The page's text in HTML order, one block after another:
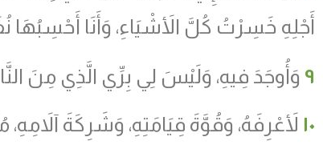
أَجْلِهِ خَسِرْتُ كُلَّ الأَشْيَاءِ، وَأَنَا أَحْسِبُهَا
٩ وَأُوجَدَ فِيهِ، وَلَيْسَ لِي بِرِّي الَّذِي مِنَ
١٠ لأَعْرِفَهُ، وَقُوَّةَ قِيَامَتِهِ، وَشَرِكَةَ آلاَمِهِ،